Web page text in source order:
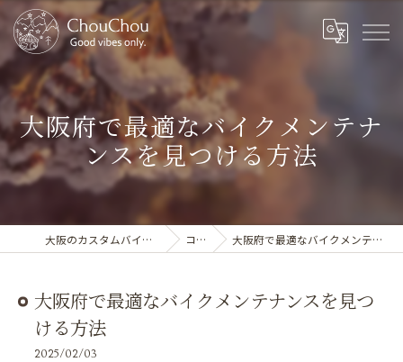
大阪府で最適なバイクメンテナ
ンスを見つける方法
大阪のカスタムバイクならChouChou コラム 大阪府で最適なバイクメンテナンスを見つける方法
大阪府で最適なバイクメンテナンスを見つ
ける方法
2025/02/03